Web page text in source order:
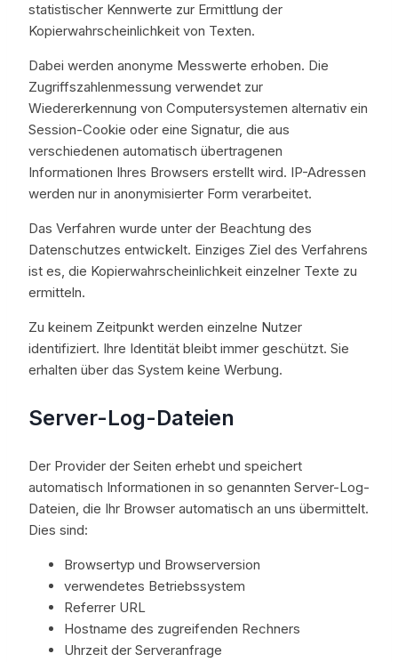
statistischer Kennwerte zur Ermittlung der
Kopierwahrscheinlichkeit von Texten.
Dabei werden anonyme Messwerte erhoben. Die
Zugriffszahlenmessung verwendet zur
Wiedererkennung von Computersystemen alternativ ein
Session-Cookie oder eine Signatur, die aus
verschiedenen automatisch übertragenen
Informationen Ihres Browsers erstellt wird. IP-Adressen
werden nur in anonymisierter Form verarbeitet.
Das Verfahren wurde unter der Beachtung des
Datenschutzes entwickelt. Einziges Ziel des Verfahrens
ist es, die Kopierwahrscheinlichkeit einzelner Texte zu
ermitteln.
Zu keinem Zeitpunkt werden einzelne Nutzer
identifiziert. Ihre Identität bleibt immer geschützt. Sie
erhalten über das System keine Werbung.
Server-Log-Dateien
Der Provider der Seiten erhebt und speichert
automatisch Informationen in so genannten Server-Log-
Dateien, die Ihr Browser automatisch an uns übermittelt.
Dies sind:
Browsertyp und Browserversion
verwendetes Betriebssystem
Referrer URL
Hostname des zugreifenden Rechners
Uhrzeit der Serveranfrage